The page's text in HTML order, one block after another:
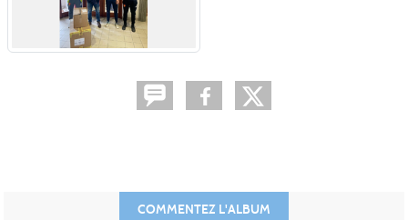
COMMENTEZ L'ALBUM